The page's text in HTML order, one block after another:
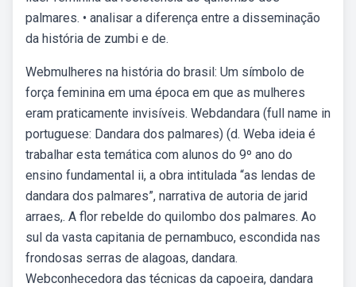
palmares. • analisar a diferença entre a disseminação
da história de zumbi e de.
Webmulheres na história do brasil: Um símbolo de
força feminina em uma época em que as mulheres
eram praticamente invisíveis. Webdandara (full name in
portuguese: Dandara dos palmares) (d. Weba ideia é
trabalhar esta temática com alunos do 9º ano do
ensino fundamental ii, a obra intitulada “as lendas de
dandara dos palmares”, narrativa de autoria de jarid
arraes,. A flor rebelde do quilombo dos palmares. Ao
sul da vasta capitania de pernambuco, escondida nas
frondosas serras de alagoas, dandara.
Webconhecedora das técnicas da capoeira, dandara